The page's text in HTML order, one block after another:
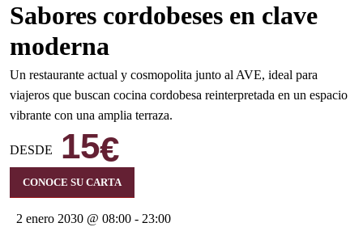
Sabores cordobeses en clave
moderna
Un restaurante actual y cosmopolita junto al AVE, ideal para
viajeros que buscan cocina cordobesa reinterpretada en un espacio
vibrante con una amplia terraza.
DESDE 15€
CONOCE SU CARTA
2 enero 2030 @ 08:00 - 23:00